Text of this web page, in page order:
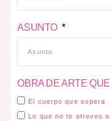
ASUNTO
OBRA DE ARTE
El cuerpo que espera
Lo que no te atreves a